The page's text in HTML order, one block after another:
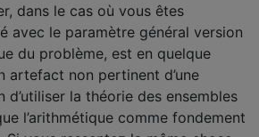
dans le cas où vous êtes
avec le paramètre général version
du problème, est en quelque
artefact non pertinent d’une
d’utiliser la théorie des ensembles
l’arithmétique comme fondement